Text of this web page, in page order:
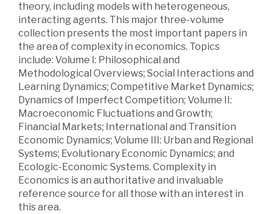
theory, including models with heterogeneous,
interacting agents. This major three-volume
collection presents the most important papers in
the area of complexity in economics. Topics
include: Volume I: Philosophical and
Methodological Overviews; Social Interactions and
Learning Dynamics; Competitive Market Dynamics;
Dynamics of Imperfect Competition; Volume II:
Macroeconomic Fluctuations and Growth;
Financial Markets; International and Transition
Economic Dynamics; Volume III: Urban and Regional
Systems; Evolutionary Economic Dynamics; and
Ecologic-Economic Systems. Complexity in
Economics is an authoritative and invaluable
reference source for all those with an interest in
this area.